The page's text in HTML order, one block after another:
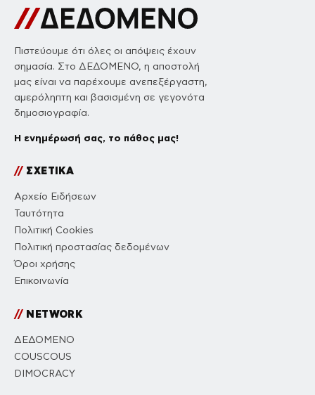
Πιστεύουμε ότι όλες οι απόψεις έχουν
σημασία. Στο ΔΕΔΟΜΕΝΟ, η αποστολή
μας είναι να παρέχουμε ανεπεξέργαστη,
αμερόληπτη και βασισμένη σε γεγονότα
δημοσιογραφία.
Η ενημέρωσή σας, το πάθος μας!
//ΣΧΕΤΙΚΑ
Αρχείο Ειδήσεων
Ταυτότητα
Πολιτική Cookies
Πολιτική προστασίας δεδομένων
Όροι χρήσης
Επικοινωνία
//NETWORK
ΔΕΔΟΜΕΝΟ
COUSCOUS
DIMOCRACY